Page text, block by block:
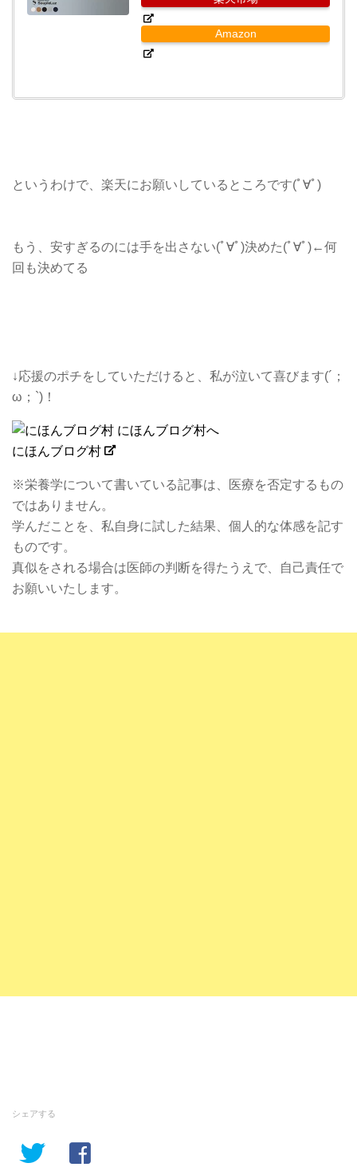
Amazon
というわけで、楽天にお願いしているところです(ﾟ∀ﾟ)
もう、安すぎるのには手を出さない(ﾟ∀ﾟ)決めた(ﾟ∀ﾟ)←何
回も決めてる
↓応援のポチをしていただけると、私が泣いて喜びます(´；
ω；`)！
にほんブログ村
※栄養学について書いている記事は、医療を否定するもの
ではありません。
学んだことを、私自身に試した結果、個人的な体感を記す
ものです。
真似をされる場合は医師の判断を得たうえで、自己責任で
お願いいたします。
シェアする